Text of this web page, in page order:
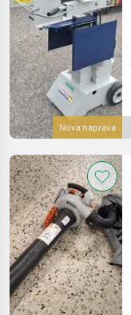
Nova naprava